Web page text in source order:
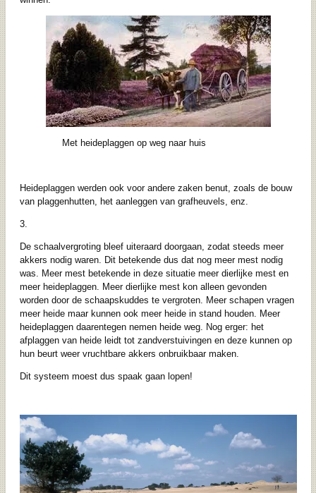
Met heideplaggen op weg naar huis
Heideplaggen werden ook voor andere zaken benut, zoals de bouw
van plaggenhutten, het aanleggen van grafheuvels, enz.
3.
De schaalvergroting bleef uiteraard doorgaan, zodat steeds meer
akkers nodig waren. Dit betekende dus dat nog meer mest nodig
was. Meer mest betekende in deze situatie meer dierlijke mest en
meer heideplaggen. Meer dierlijke mest kon alleen gevonden
worden door de schaapskuddes te vergroten. Meer schapen vragen
meer heide maar kunnen ook meer heide in stand houden. Meer
heideplaggen daarentegen nemen heide weg. Nog erger: het
afplaggen van heide leidt tot zandverstuivingen en deze kunnen op
hun beurt weer vruchtbare akkers onbruikbaar maken.
Dit systeem moest dus spaak gaan lopen!